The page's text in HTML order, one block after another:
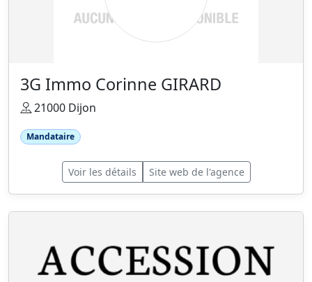
3G Immo Corinne GIRARD
21000 Dijon
Mandataire
Voir les détails Site web de l'agence